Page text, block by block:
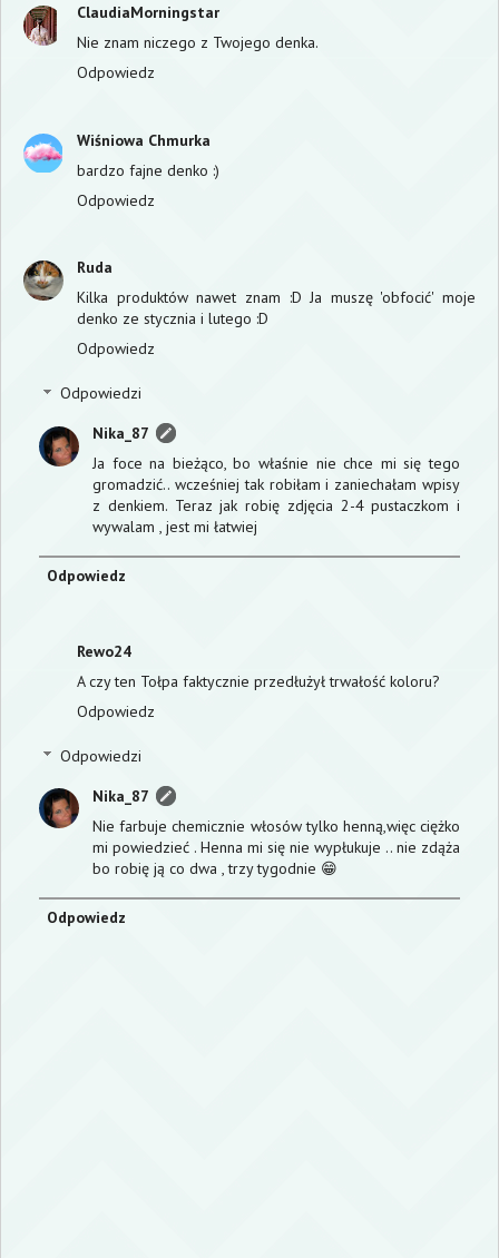
ClaudiaMorningstar
Nie znam niczego z Twojego denka.
Odpowiedz
Wiśniowa Chmurka
bardzo fajne denko :)
Odpowiedz
Ruda
Kilka produktów nawet znam :D Ja muszę 'obfocić' moje
denko ze stycznia i lutego :D
Odpowiedz
Odpowiedzi
Nika_87
Ja foce na bieżąco, bo właśnie nie chce mi się tego
gromadzić.. wcześniej tak robiłam i zaniechałam wpisy
z denkiem. Teraz jak robię zdjęcia 2-4 pustaczkom i
wywalam , jest mi łatwiej
Odpowiedz
Rewo24
A czy ten Tołpa faktycznie przedłużył trwałość koloru?
Odpowiedz
Odpowiedzi
Nika_87
Nie farbuje chemicznie włosów tylko henną,więc ciężko
mi powiedzieć . Henna mi się nie wypłukuje .. nie zdąża
bo robię ją co dwa , trzy tygodnie 😁
Odpowiedz